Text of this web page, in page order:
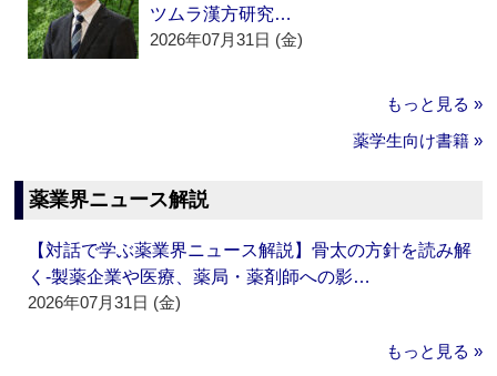
ツムラ漢方研究…
2026年07月31日 (金)
もっと見る »
薬学生向け書籍 »
薬業界ニュース解説
【対話で学ぶ薬業界ニュース解説】骨太の方針を読み解
く‐製薬企業や医療、薬局・薬剤師への影…
2026年07月31日 (金)
もっと見る »